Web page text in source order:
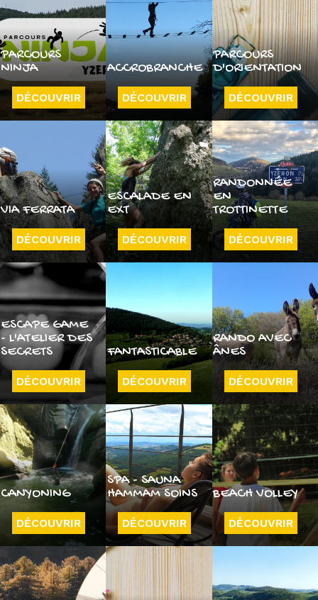
PARCOURS
NINJA
DÉCOUVRIR
ACCROBRANCHE
DÉCOUVRIR
PARCOURS
D'ORIENTATION
DÉCOUVRIR
VIA FERRATA
DÉCOUVRIR
ESCALADE EN
EXT
DÉCOUVRIR
RANDONNÉE
EN
TROTTINETTE
DÉCOUVRIR
ESCAPE GAME
- L'ATELIER DES
SECRETS
DÉCOUVRIR
FANTASTICABLE
DÉCOUVRIR
RANDO AVEC
ÂNES
DÉCOUVRIR
CANYONING
DÉCOUVRIR
SPA - SAUNA
HAMMAM SOINS
DÉCOUVRIR
BEACH VOLLEY
DÉCOUVRIR